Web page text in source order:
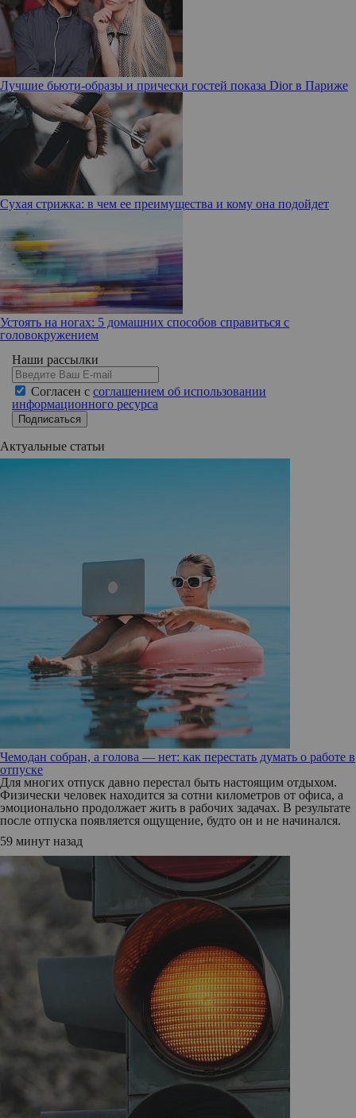
Лучшие бьюти-образы и прически гостей показа Dior в Париже
Сухая стрижка: в чем ее преимущества и кому она подойдет
Устоять на ногах: 5 домашних способов справиться с
головокружением
Наши рассылки
Согласен с соглашением об использовании
информационного ресурса
Подписаться
Актуальные статьи
Чемодан собран, а голова — нет: как перестать думать о работе в
отпуске
Для многих отпуск давно перестал быть настоящим отдыхом.
Физически человек находится за сотни километров от офиса, а
эмоционально продолжает жить в рабочих задачах. В результате
после отпуска появляется ощущение, будто он и не начинался.
59 минут назад